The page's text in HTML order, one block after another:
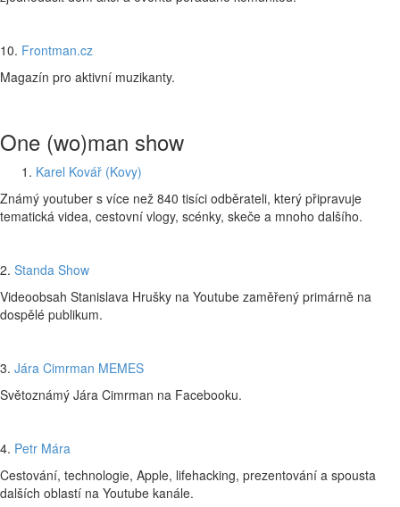
10. Frontman.cz
Magazín pro aktivní muzikanty.
One (wo)man show
Karel Kovář (Kovy)
Známý youtuber s více než 840 tisíci odběrateli, který připravuje
tematická videa, cestovní vlogy, scénky, skeče a mnoho dalšího.
2. Standa Show
Videoobsah Stanislava Hrušky na Youtube zaměřený primárně na
dospělé publikum.
3. Jára Cimrman MEMES
Světoznámý Jára Cimrman na Facebooku.
4. Petr Mára
Cestování, technologie, Apple, lifehacking, prezentování a spousta
dalších oblastí na Youtube kanále.